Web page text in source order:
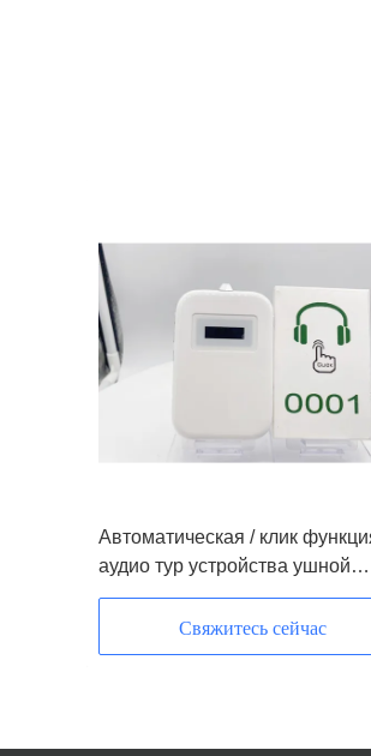
Автоматическая / клик
аудио тур устройства ушной
подвески
Свяжитесь сейчас